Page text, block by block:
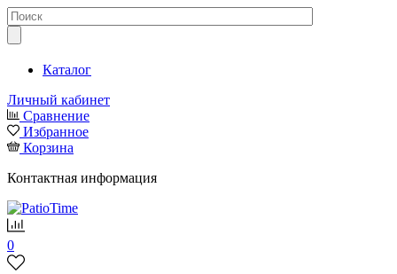
Каталог
Личный кабинет
Сравнение
Избранное
Корзина
Контактная информация
0